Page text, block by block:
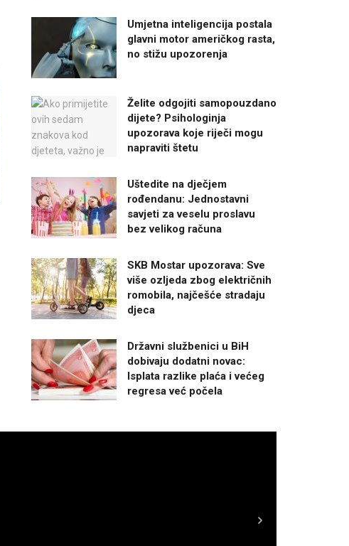
Umjetna inteligencija postala
glavni motor američkog rasta,
no stižu upozorenja
Želite odgojiti samopouzdano
dijete? Psihologinja
upozorava koje riječi mogu
napraviti štetu
Uštedite na dječjem
rođendanu: Jednostavni
savjeti za veselu proslavu
bez velikog računa
SKB Mostar upozorava: Sve
više ozljeda zbog električnih
romobila, najčešće stradaju
djeca
Državni službenici u BiH
dobivaju dodatni novac:
Isplata razlike plaća i većeg
regresa već počela